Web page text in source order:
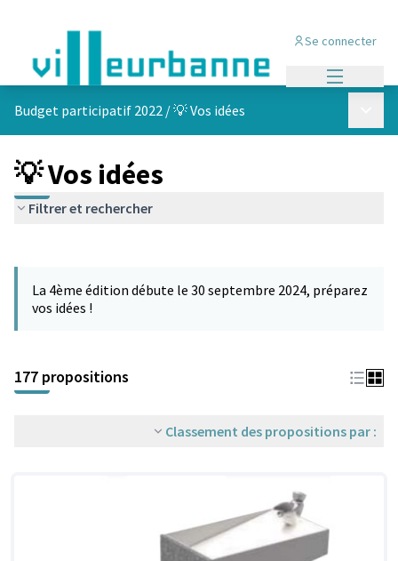
Se connecter
Budget participatif 2022 /💡 Vos idées
💡 Vos idées
Filtrer et rechercher
−
La 4ème édition débute le 30 septembre 2024, préparez
vos idées !
177 propositions
Classement des propositions par :